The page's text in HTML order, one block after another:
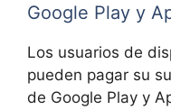
Google Play y
Los usuarios de
pueden pagar su
de Google Play y